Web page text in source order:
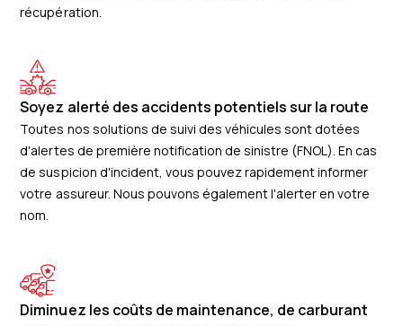
récupération.
Soyez alerté des accidents potentiels sur la route
Toutes nos solutions de suivi des véhicules sont dotées
d'alertes de première notification de sinistre (FNOL). En cas
de suspicion d'incident, vous pouvez rapidement informer
votre assureur. Nous pouvons également l'alerter en votre
nom.
Diminuez les coûts de maintenance, de carburant